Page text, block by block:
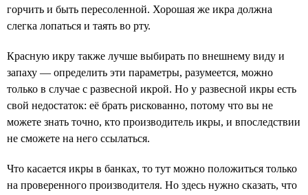
горчить и быть пересоленной. Хорошая же икра должна
слегка лопаться и таять во рту.
Красную икру также лучше выбирать по внешнему виду и
запаху — определить эти параметры, разумеется, можно
только в случае с развесной икрой. Но у развесной икры есть
свой недостаток: её брать рискованно, потому что вы не
можете знать точно, кто производитель икры, и впоследствии
не сможете на него ссылаться.
Что касается икры в банках, то тут можно положиться только
на проверенного производителя. Но здесь нужно сказать, что